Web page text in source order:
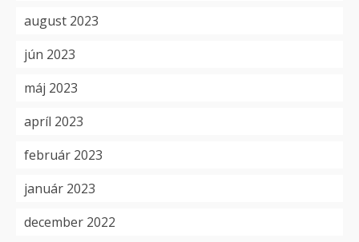
august 2023
jún 2023
máj 2023
apríl 2023
február 2023
január 2023
december 2022